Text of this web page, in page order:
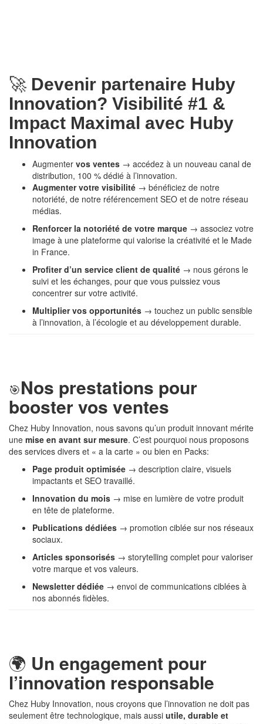
🚀 Devenir partenaire Huby
Innovation? Visibilité #1 &
Impact Maximal avec Huby
Innovation
Augmenter vos ventes → accédez à un nouveau canal de
distribution, 100 % dédié à l’innovation.
Augmenter votre visibilité → bénéficiez de notre
notoriété, de notre référencement SEO et de notre réseau
médias.
Renforcer la notoriété de votre marque → associez votre
image à une plateforme qui valorise la créativité et le Made
in France.
Profiter d’un service client de qualité → nous gérons le
suivi et les échanges, pour que vous puissiez vous
concentrer sur votre activité.
Multiplier vos opportunités → touchez un public sensible
à l’innovation, à l’écologie et au développement durable.
🎯Nos prestations pour
booster vos ventes
Chez Huby Innovation, nous savons qu’un produit innovant mérite
une mise en avant sur mesure. C’est pourquoi nous proposons
des services divers et « a la carte » ou bien en Packs:
Page produit optimisée → description claire, visuels
impactants et SEO travaillé.
Innovation du mois → mise en lumière de votre produit
en tête de plateforme.
Publications dédiées → promotion ciblée sur nos réseaux
sociaux.
Articles sponsorisés → storytelling complet pour valoriser
votre marque et vos valeurs.
Newsletter dédiée → envoi de communications ciblées à
nos abonnés fidèles.
🌍 Un engagement pour
l’innovation responsable
Chez Huby Innovation, nous croyons que l’innovation ne doit pas
seulement être technologique, mais aussi utile, durable et